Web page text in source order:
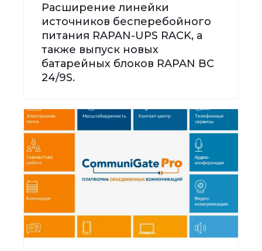
Расширение линейки
источников бесперебойного
питания RAPAN-UPS RACK, а
также выпуск новых
батарейных блоков RAPAN BC
24/9S.